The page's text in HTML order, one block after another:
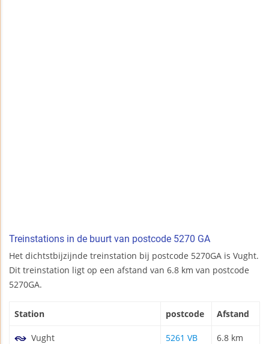
Treinstations in de buurt van postcode 5270 GA
Het dichtstbijzijnde treinstation bij postcode 5270GA is Vught.
Dit treinstation ligt op een afstand van 6.8 km van postcode
5270GA.
Station postcode Afstand
Vught 5261 VB 6.8 km